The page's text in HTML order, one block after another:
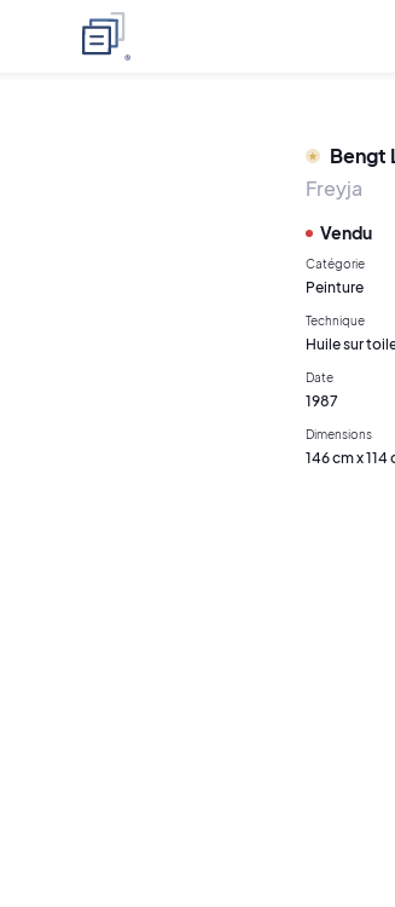
Bengt
Freyja
Vendu
Catégorie
Peinture
Technique
Huile sur
Date
1987
Dimensions
146 cm x 114